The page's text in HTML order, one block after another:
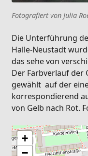
Fotografiert von Julia
Die Unterführung
Halle-Neustadt
das sehe von
Der Farbverlauf
gewählt auf der
korrespondierend
von Gelb nach Rot.
+
−